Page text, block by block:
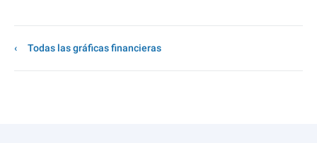
Todas las gráficas financieras